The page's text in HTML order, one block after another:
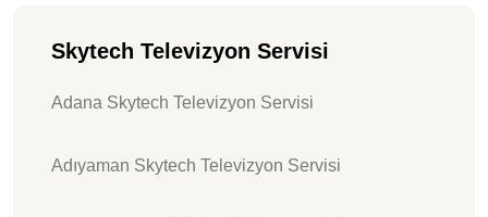
Skytech Televizyon Servisi
Adana Skytech Televizyon Servisi
Adıyaman Skytech Televizyon Servisi